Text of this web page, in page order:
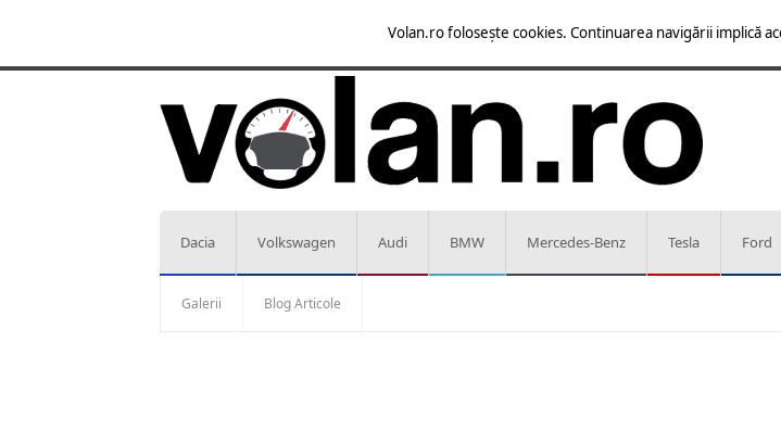
Dacia Volkswagen Audi BMW Mercedes-Benz Tesla Ford
Galerii Blog Articole
Volan.ro folosește cookies. Continuarea navigării implică